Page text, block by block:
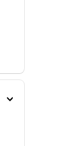
Toon